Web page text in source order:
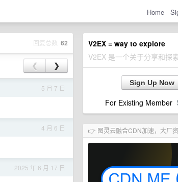
Home
V2EX = way to explore
V2EX 是一个关于分享和探
Sign Up Now
For Existing Member
👉 图灵云融合CDN加速，大厂
回复总数 62
❮ ❯
5 月 7 日
4 月 6 日
2025 年 6 月 17 日